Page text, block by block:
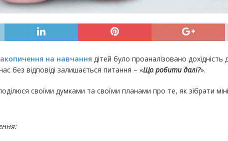
на навчання дітей було проаналізовано дохідність
без відповіді залишається питання – «Що робити далі?».
своїми думками та своїми планами про те, як зібрати